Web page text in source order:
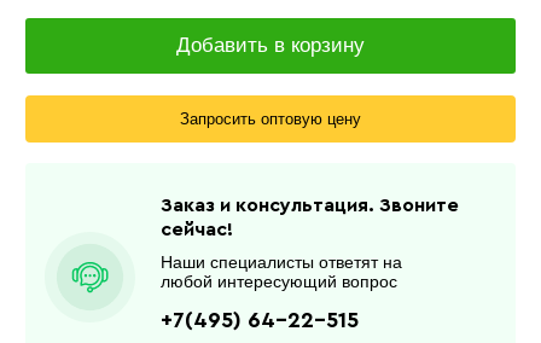
Добавить в корзину
Запросить оптовую цену
Заказ и консультация. Звоните
сейчас!
Наши специалисты ответят на
любой интересующий вопрос
+7(495) 64-22-515